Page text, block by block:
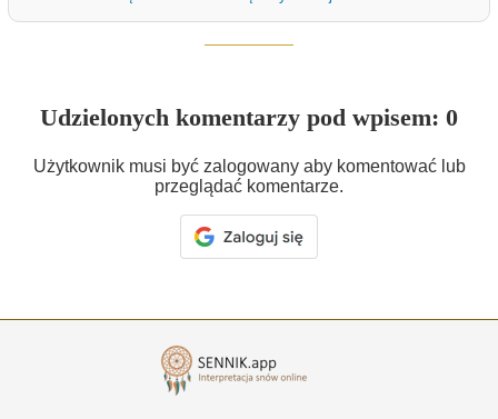
Udzielonych komentarzy pod wpisem: 0
Użytkownik musi być zalogowany aby komentować lub
przeglądać komentarze.